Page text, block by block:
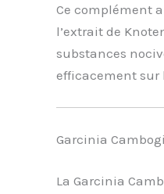
Ce complément
l’extrait de
substances
efficacement sur
Garcinia
La Garcinia